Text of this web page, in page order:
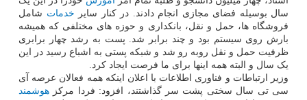
سال بوسیله فضای مجازی انجام دادند. در کنار سایر خدمات شامل
فروشگاه ها، حمل و نقل، بانکداری و حوزه های مختلفی که همیشه
بارش روی سیستم بود و چند برابر شد. پست به رشد چهار برابری
ظرفیت حمل و نقل روبه رو شد و شبکه پستی به اشباع رسید در این
یک سال و البته همه اینها برای ما فرصت ایجاد کرد.
وزیر ارتباطات و فناوری اطلاعات با اعلان اینکه همه فعالان عرصه آی
سی تی سال سختی پشت سر گذاشتند، افزود: فردا مرکز هوشمند